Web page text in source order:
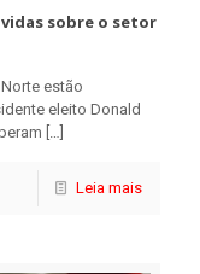
sobre o setor
estão
eleito Donald
[…]
Leia mais